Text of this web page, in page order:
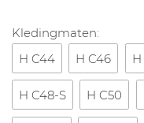
Kledingmaten:
H C44
H C46
H C48-S H C50